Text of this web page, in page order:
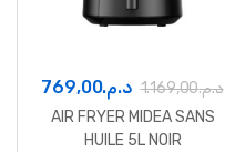
د.م.769,00 د.م.1.169,00
AIR FRYER MIDEA SANS
HUILE 5L NOIR